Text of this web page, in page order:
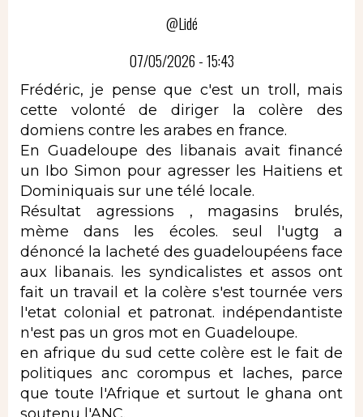
@Lidé
07/05/2026 - 15:43
Frédéric, je pense que c'est un troll, mais
cette volonté de diriger la colère des
domiens contre les arabes en france.
En Guadeloupe des libanais avait financé
un Ibo Simon pour agresser les Haitiens et
Dominiquais sur une télé locale.
Résultat agressions , magasins brulés,
mème dans les écoles. seul l'ugtg a
dénoncé la lacheté des guadeloupéens face
aux libanais. les syndicalistes et assos ont
fait un travail et la colère s'est tournée vers
l'etat colonial et patronat. indépendantiste
n'est pas un gros mot en Guadeloupe.
en afrique du sud cette colère est le fait de
politiques anc corompus et laches, parce
que toute l'Afrique et surtout le ghana ont